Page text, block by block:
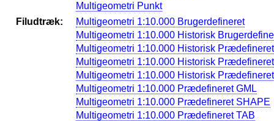
Multigeometri Punkt
Filudtræk:
Multigeometri 1:10.000 Brugerdefineret
Multigeometri 1:10.000 Historisk
Multigeometri 1:10.000 Historisk
Multigeometri 1:10.000 Historisk
Multigeometri 1:10.000 Historisk
Multigeometri 1:10.000 Prædefineret GML
Multigeometri 1:10.000 Prædefineret SHAPE
Multigeometri 1:10.000 Prædefineret TAB